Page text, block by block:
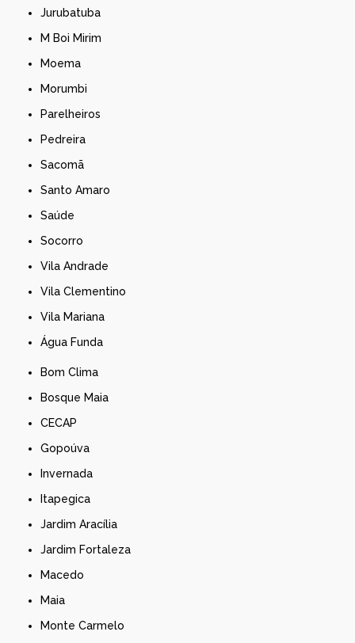
Jurubatuba
M Boi Mirim
Moema
Morumbi
Parelheiros
Pedreira
Sacomã
Santo Amaro
Saúde
Socorro
Vila Andrade
Vila Clementino
Vila Mariana
Água Funda
Bom Clima
Bosque Maia
CECAP
Gopoúva
Invernada
Itapegica
Jardim Aracília
Jardim Fortaleza
Macedo
Maia
Monte Carmelo